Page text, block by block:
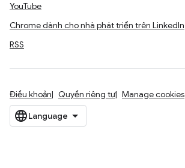
YouTube
Chrome dành cho nhà phát triển trên LinkedIn
RSS
Điều khoản Quyền riêng tư Manage cookies